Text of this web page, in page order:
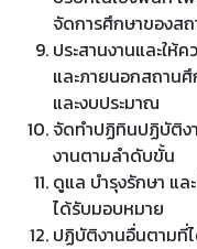
จัดการศึกษาของส
ประสานงานและให้
และภายนอกสถาน
และงบประมาณ
จัดทำปฏิทินปฏิบัติง
งานตามลำดับขั้น
ดูแล บำรุงรักษา แ
ได้รับมอบหมาย
ปฏิบัติงานอื่นตามที่